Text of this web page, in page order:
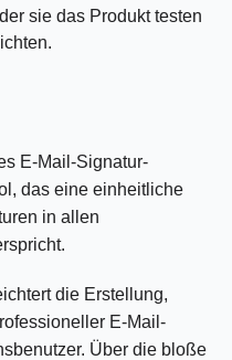
sie das Produkt testen
E-Mail-Signatur-
das eine einheitliche
in allen
die Erstellung,
E-Mail-
Über die bloße